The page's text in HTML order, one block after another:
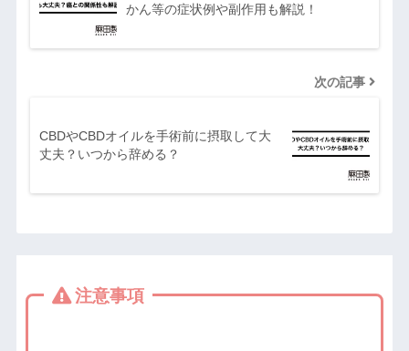
かん等の症状例や副作用も解説！
次の記事
CBDやCBDオイルを手術前に摂取して大
丈夫？いつから辞める？
注意事項